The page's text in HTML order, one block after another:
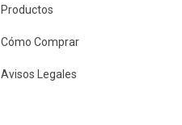
Productos
Cómo Comprar
Avisos Legales